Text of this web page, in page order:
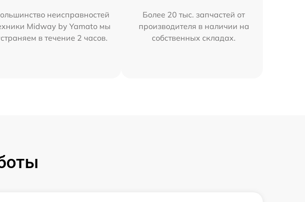
неисправностей
Midway by Yamato мы
в течение 2 часов.
Более 20 тыс. запчастей от
производителя в наличии на
собственных складах.